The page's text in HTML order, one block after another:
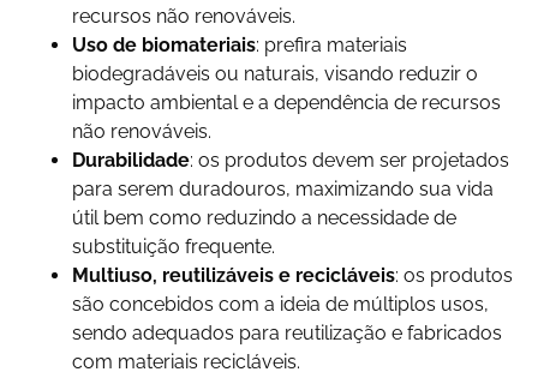
recursos não renováveis.
Uso de biomateriais: prefira materiais
biodegradáveis ou naturais, visando reduzir o
impacto ambiental e a dependência de recursos
não renováveis.
Durabilidade: os produtos devem ser projetados
para serem duradouros, maximizando sua vida
útil bem como reduzindo a necessidade de
substituição frequente.
Multiuso, reutilizáveis e recicláveis: os produtos
são concebidos com a ideia de múltiplos usos,
sendo adequados para reutilização e fabricados
com materiais recicláveis.